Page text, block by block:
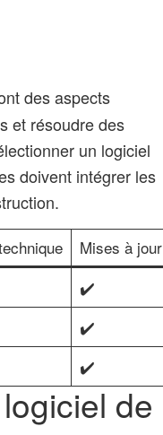
des aspects
et résoudre des
un logiciel
doivent intégrer les
Mises à jour
✔️
✔️
✔️
de